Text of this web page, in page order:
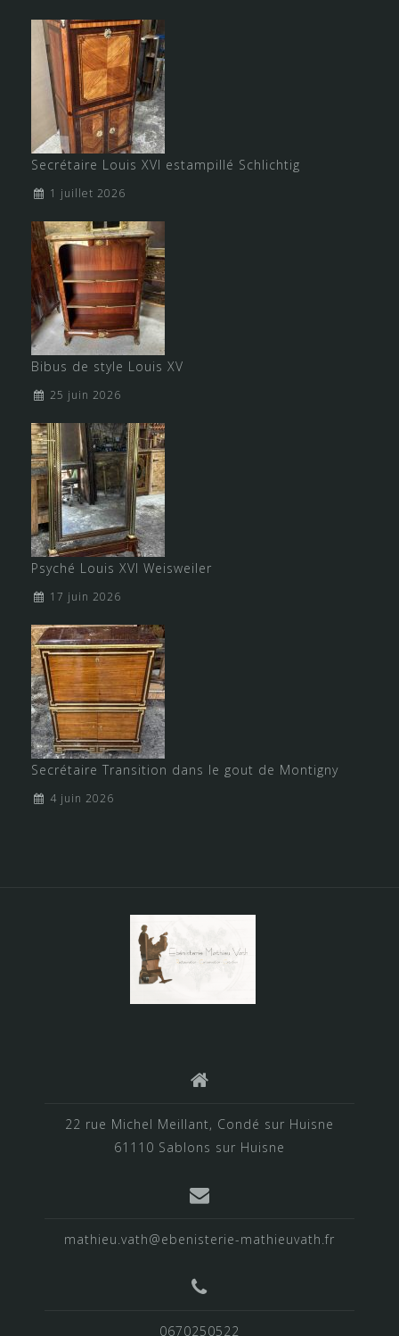
Secrétaire Louis XVI estampillé Schlichtig
1 juillet 2026
Bibus de style Louis XV
25 juin 2026
Psyché Louis XVI Weisweiler
17 juin 2026
Secrétaire Transition dans le gout de Montigny
4 juin 2026
22 rue Michel Meillant, Condé sur Huisne
61110 Sablons sur Huisne
mathieu.vath@ebenisterie-mathieuvath.fr
0670250522